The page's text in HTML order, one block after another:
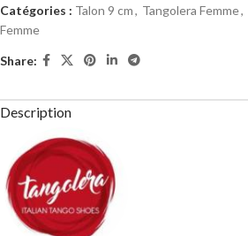
Catégories : Talon 9 cm, Tangolera Femme,
Femme
Share:
Description